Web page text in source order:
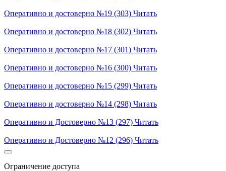
Оперативно и достоверно №19 (303) Читать
Оперативно и достоверно №18 (302) Читать
Оперативно и достоверно №17 (301) Читать
Оперативно и достоверно №16 (300) Читать
Оперативно и достоверно №15 (299) Читать
Оперативно и достоверно №14 (298) Читать
Оперативно и Достоверно №13 (297) Читать
Оперативно и Достоверно №12 (296) Читать
Ограничение доступа